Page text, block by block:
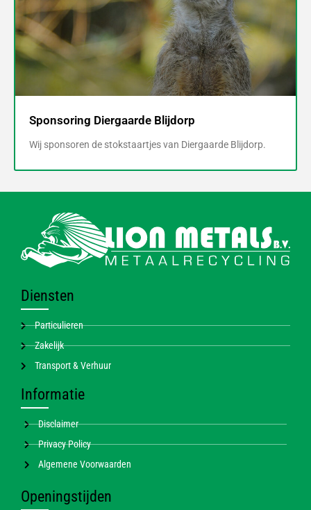
Sponsoring Diergaarde Blijdorp
Wij sponsoren de stokstaartjes van Diergaarde Blijdorp.
Diensten
Particulieren
Zakelijk
Transport & Verhuur
Informatie
Disclaimer
Privacy Policy
Algemene Voorwaarden
Openingstijden